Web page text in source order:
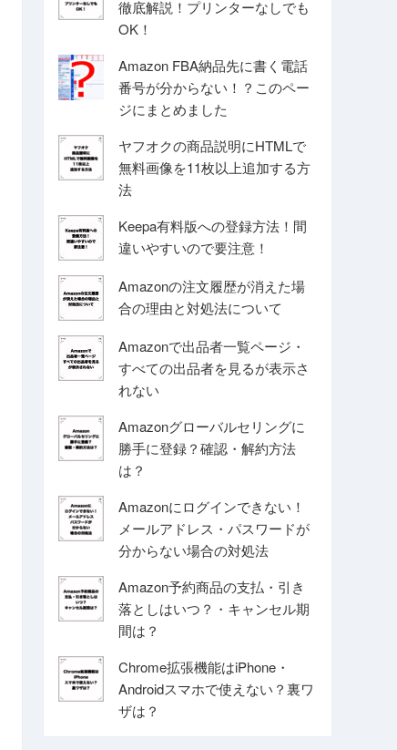
徹底解説！プリンターなしでも
OK！
Amazon FBA納品先に書く電話
番号が分からない！？このペー
ジにまとめました
ヤフオクの商品説明にHTMLで
無料画像を11枚以上追加する方
法
Keepa有料版への登録方法！間
違いやすいので要注意！
Amazonの注文履歴が消えた場
合の理由と対処法について
Amazonで出品者一覧ページ・
すべての出品者を見るが表示さ
れない
Amazonグローバルセリングに
勝手に登録？確認・解約方法
は？
Amazonにログインできない！
メールアドレス・パスワードが
分からない場合の対処法
Amazon予約商品の支払・引き
落としはいつ？・キャンセル期
間は？
Chrome拡張機能はiPhone・
Androidスマホで使えない？裏ワ
ザは？